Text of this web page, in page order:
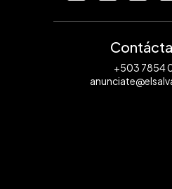
+503 7854